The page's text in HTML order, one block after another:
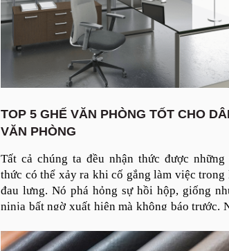
TOP 5 GHẾ VĂN PHÒNG TỐT CHO
VĂN PHÒNG
Tất cả chúng ta đều nhận thức được những
thức có thể xảy ra khi cố gắng làm việc trong
đau lưng. Nó phá hỏng sự hồi hộp, giống
ninja bất ngờ xuất hiện mà không báo trước.
cao cấp là bạn có thể chấm dứt cơn đau!